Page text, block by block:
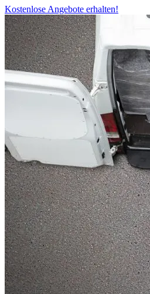
Kostenlose Angebote erhalten!